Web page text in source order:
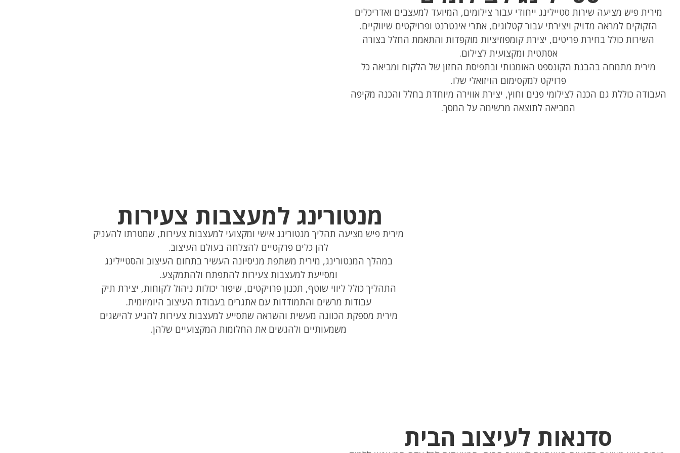
מירית פיש מציעה שירות סטיילינג ייחודי עבור צילומים, המיועד למעצבים ואדריכלים
הזקוקים למראה מדויק ויצירתי עבור קטלוגים, אתרי אינטרנט ופרויקטים שיווקיים.
השירות כולל בחירת פריטים, יצירת קומפוזיציות מוקפדות והתאמת החלל בצורה
אסתטית ומקצועית לצילום.
מירית מתמחה בהבנת הקונספט האומנותי ובתפיסת החזון של הלקוח ומביאה כל
פרויקט למקסימום הויזואלי שלו.
העבודה כוללת גם הכנה לצילומי פנים וחוץ, יצירת אווירה מיוחדת בחלל והכנה מקיפה
המביאה לתוצאה מרשימה על המסך.
מנטורינג למעצבות צעירות
מירית פיש מציעה תהליך מנטורינג אישי ומקצועי למעצבות צעירות, שמטרתו להעניק
להן כלים פרקטיים להצלחה בעולם העיצוב.
במהלך המנטורינג, מירית משתפת מניסיונה העשיר בתחום העיצוב והסטיילינג
ומסייעת למעצבות צעירות להתפתח ולהתמקצע.
התהליך כולל ליווי שוטף, תכנון פרויקטים, שיפור יכולות ניהול לקוחות, יצירת תיק
עבודות מרשים והתמודדות עם אתגרים בעבודת העיצוב היומיומית.
מירית מספקת הכוונה מעשית והשראה שתסייע למעצבות צעירות להגיע להישגים
משמעותיים ולהגשים את החלומות המקצועיים שלהן.
סדנאות לעיצוב הבית